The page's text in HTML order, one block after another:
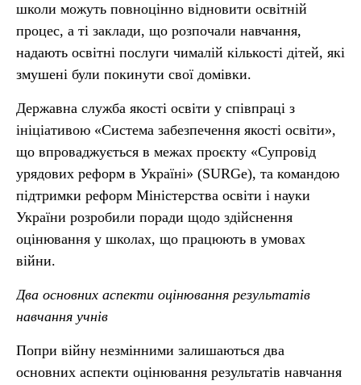
школи можуть повноцінно відновити освітній
процес, а ті заклади, що розпочали навчання,
надають освітні послуги чималій кількості дітей, які
змушені були покинути свої домівки.
Державна служба якості освіти у співпраці з
ініціативою «Система забезпечення якості освіти»,
що впроваджується в межах проєкту «Супровід
урядових реформ в Україні» (SURGe), та командою
підтримки реформ Міністерства освіти і науки
України розробили поради щодо здійснення
оцінювання у школах, що працюють в умовах
війни.
Два основних аспекти оцінювання результатів
навчання учнів
Попри війну незмінними залишаються два
основних аспекти оцінювання результатів навчання